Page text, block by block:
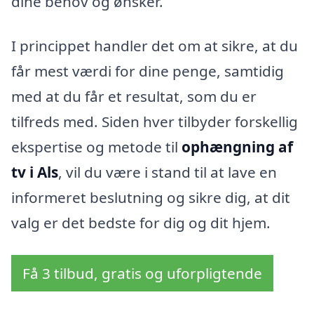
I princippet handler det om at sikre, at du
får mest værdi for dine penge, samtidig
med at du får et resultat, som du er
tilfreds med. Siden hver tilbyder forskellig
ekspertise og metode til ophængning af
tv i Als, vil du være i stand til at lave en
informeret beslutning og sikre dig, at dit
valg er det bedste for dig og dit hjem.
Få 3 tilbud, gratis og uforpligtende